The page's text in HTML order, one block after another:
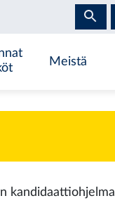
Meistä
kandidaattiohjelma